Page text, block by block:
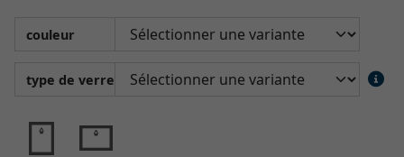
couleur
type de verre